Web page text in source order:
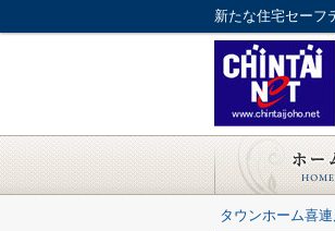
新たな住宅セーフ
タウンホーム喜